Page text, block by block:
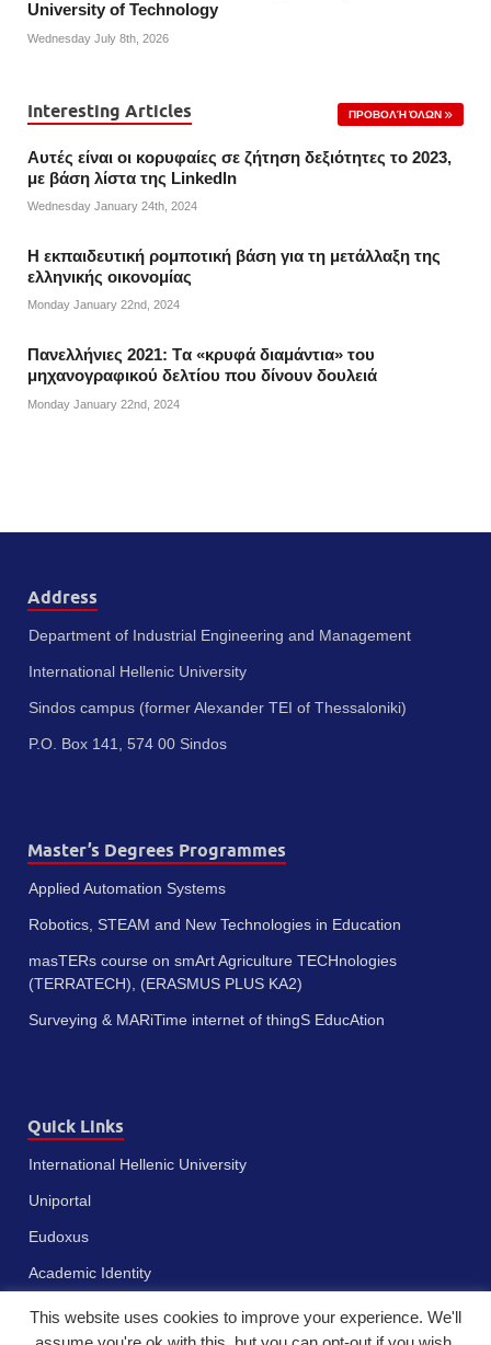
University of Technology
Wednesday July 8th, 2026
Interesting Articles ΠΡΟΒΟΛΉ ΌΛΩΝ
Αυτές είναι οι κορυφαίες σε ζήτηση δεξιότητες το 2023,
με βάση λίστα της Linkedln
Wednesday January 24th, 2024
Η εκπαιδευτική ρομποτική βάση για τη μετάλλαξη της
ελληνικής οικονομίας
Monday January 22nd, 2024
Πανελλήνιες 2021: Tα «κρυφά διαμάντια» του
μηχανογραφικού δελτίου που δίνουν δουλειά
Monday January 22nd, 2024
Address
Department of Industrial Engineering and Management
International Hellenic University
Sindos campus (former Alexander TEI of Thessaloniki)
P.O. Box 141, 574 00 Sindos
Master’s Degrees Programmes
Applied Automation Systems
Robotics, STEAM and New Technologies in Education
masTERs course on smArt Agriculture TECHnologies
(TERRATECH), (ERASMUS PLUS KA2)
Surveying & MARiTime internet of thingS EducAtion
Quick Links
International Hellenic University
Uniportal
Eudoxus
Academic Identity
This website uses cookies to improve your experience. We'll